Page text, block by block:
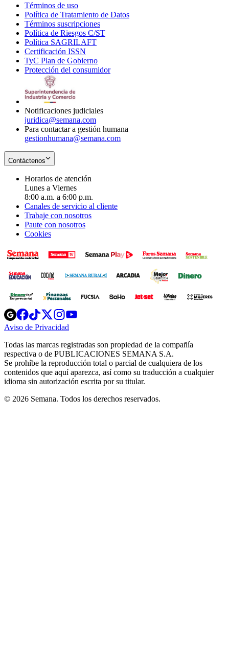
Términos de uso
in
new
window
Política de Tratamiento de Datos
Términos suscripciones
in
Política de Riesgos C/ST
Política SAGRILAFT
new
window
Certificación ISSN
in
new
TyC Plan de Gobierno
in
Protección del consumidorOpens
Notificaciones judiciales
juridica@semana.com
Para contactar a gestión humana
gestionhumana@semana.com
Contáctenos
Horarios de atención
Lunes a Viernes
8:00 a.m. a 6:00 p.m.
Canales de servicio al cliente
Trabaje con nosotros
Paute con nosotros
Cookies
Opens
in
new
Opens
in
new
Opens
in
new
window
Opens
new
windowwindow
Aviso de Privacidad
new
window
Todas las marcas registradas son propiedad de la compañía
respectiva o de PUBLICACIONES SEMANA S.A.
Se prohíbe la reproducción total o parcial de cualquiera de los
contenidos que aquí aparezca, así como su traducción a cualquier
idioma sin autorización escrita por su titular.
© 2026 Semana. Todos los derechos reservados.